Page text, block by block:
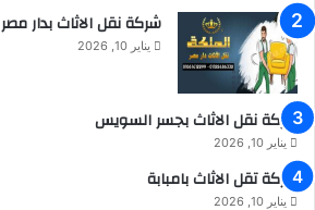
شركة نقل الاثاث بدار مصر
يناير 10, 2026
شركة نقل الاثاث بجسر السويس
يناير 10, 2026
شركة تقل الاثاث بامبابة
يناير 10, 2026